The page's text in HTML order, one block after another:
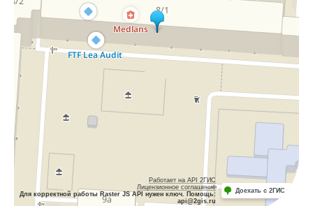
Работает на API 2ГИС
Лицензионное соглашение
Для корректной работы Raster JS API нужен ключ. Помощь:
api@2gis.ru
Доехать с 2ГИС